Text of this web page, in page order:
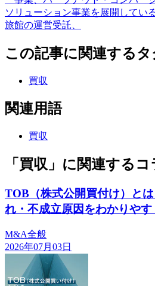
ソリューション事業を展開してい
旅館の運営受託、
この記事に関連するタ
買収
関連用語
買収
「買収」に関連するコ
TOB（株式公開買付け）と
れ・不成立原因をわかりやす
M&A全般
2026年07月03日